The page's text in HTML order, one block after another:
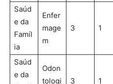
Saúd
e da
Famíl
ia
Enfer
mage
m
3 1
Saúd
e da
Odon
tologi
3 1